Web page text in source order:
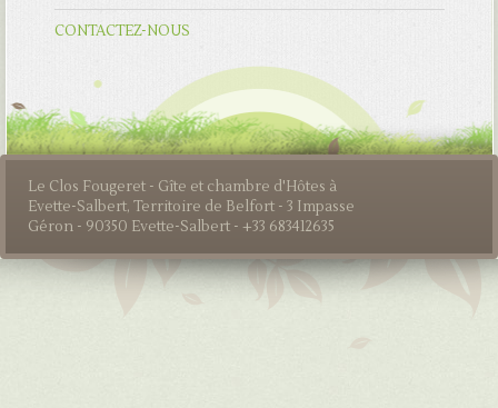
CONTACTEZ-NOUS
Le Clos Fougeret - Gîte et chambre d'Hôtes à
Evette-Salbert, Territoire de Belfort - 3 Impasse
Géron - 90350 Evette-Salbert - +33 683412635